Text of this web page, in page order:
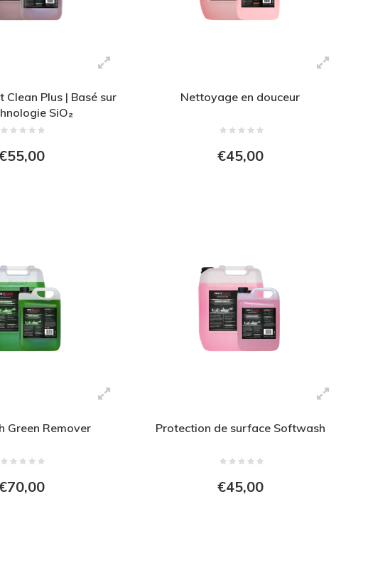
Plus | Basé sur
SiO₂
Nettoyage en douceur
€45,00
Green Remover Protection de surface Softwash
€45,00